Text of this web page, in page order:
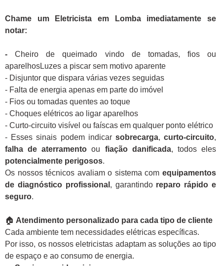
Chame um Eletricista em Lomba imediatamente se
notar:
-Cheiro de queimado vindo de tomadas, fios ou
aparelhosLuzes a piscar sem motivo aparente
- Disjuntor que dispara várias vezes seguidas
- Falta de energia apenas em parte do imóvel
- Fios ou tomadas quentes ao toque
- Choques elétricos ao ligar aparelhos
- Curto-circuito visível ou faíscas em qualquer ponto elétrico
- Esses sinais podem indicar sobrecarga,curto-circuito,
falha de aterramento ou fiação danificada, todos eles
potencialmente perigosos.
Os nossos técnicos avaliam o sistema com equipamentos
de diagnóstico profissional , garantindo reparo rápido e
seguro.
🏠 Atendimento personalizado para cada tipo de cliente
Cada ambiente tem necessidades elétricas específicas.
Por isso, os nossos eletricistas adaptam as soluções ao tipo
de espaço e ao consumo de energia.